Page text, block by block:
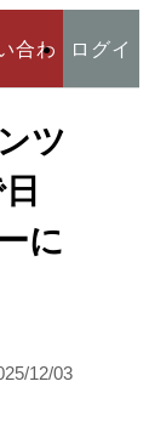
合わ
せ
ログイ
ツ
に
12/03